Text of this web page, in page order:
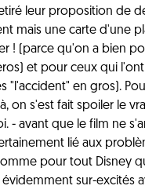
leur proposition de
mais une carte d'une
! (parce qu'on a bien
et pour ceux qui
en gros).
on s'est fait spoiler le
- avant que le film ne
lié aux
pour tout Disney
sur-excités